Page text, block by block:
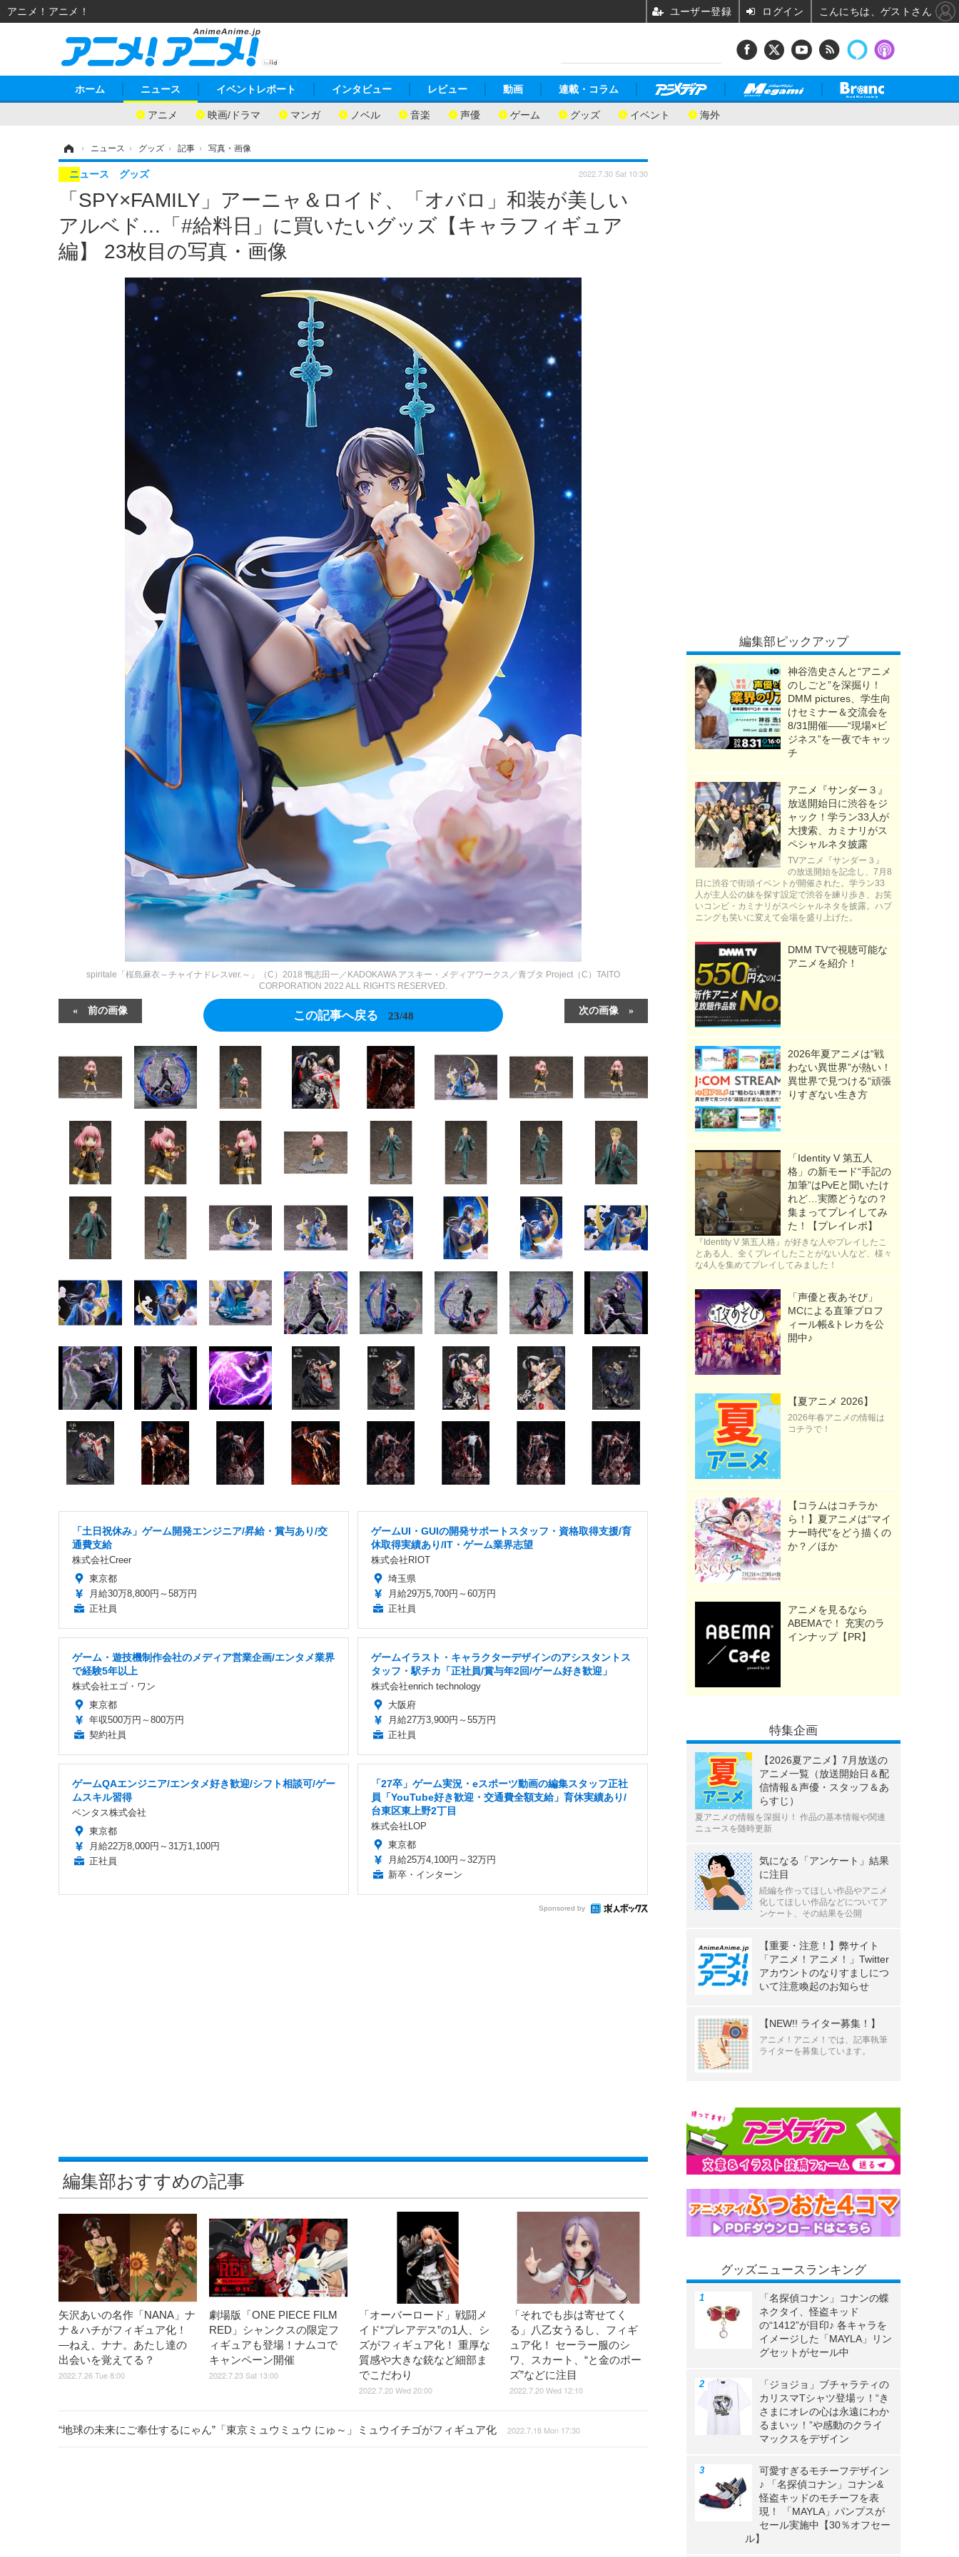
ホーム ニュース
アニメ 映画/ドラマ マンガ ノベル 音楽 声優 ゲーム グッズ イベント 海外
イベントレポート インタビュー レビュー 動画 連載・コラム
› ニュース › グッズ › 記事 › 写真・画像
「SPY×FAMILY」アーニャ＆ロイド、「オバロ」和装が美しい
アルベド…「#給料日」に買いたいグッズ【キャラフィギュア
編】 23枚目の写真・画像
ニュース グッズ 2022.7.30 Sat 10:30
spiritale「桜島麻衣～チャイナドレスver.～」（C）2018 鴨志田一／KADOKAWA アスキー・メディアワークス／青ブタ Project（C）TAITO
CORPORATION 2022 ALL RIGHTS RESERVED.
前の画像 次の画像
この記事へ戻る 23/48
「土日祝休み」ゲーム開発エンジニア/昇給・賞与あり/交
通費支給
株式会社Creer
東京都
月給30万8,800円～58万円
正社員
ゲームUI・GUIの開発サポートスタッフ・資格取得支援/育
休取得実績あり/IT・ゲーム業界志望
株式会社RIOT
埼玉県
月給29万5,700円～60万円
正社員
ゲーム・遊技機制作会社のメディア営業企画/エンタメ業界
で経験5年以上
株式会社エゴ・ワン
東京都
年収500万円～800万円
契約社員
ゲームイラスト・キャラクターデザインのアシスタントス
タッフ・駅チカ「正社員/賞与年2回/ゲーム好き歓迎」
株式会社enrich technology
大阪府
月給27万3,900円～55万円
正社員
ゲームQAエンジニア/エンタメ好き歓迎/シフト相談可/ゲー
ムスキル習得
ベンタス株式会社
東京都
月給22万8,000円～31万1,100円
正社員
「27卒」ゲーム実況・eスポーツ動画の編集スタッフ正社
員「YouTube好き歓迎・交通費全額支給」育休実績あり/
台東区東上野2丁目
株式会社LOP
東京都
月給25万4,100円～32万円
新卒・インターン
Sponsored by
編集部おすすめの記事
矢沢あいの名作「NANA」ナ
ナ＆ハチがフィギュア化！
―ねえ、ナナ。あたし達の
出会いを覚えてる？
2022.7.26 Tue 8:00
劇場版「ONE PIECE FILM
RED」シャンクスの限定フ
ィギュアも登場！ナムコで
キャンペーン開催
2022.7.23 Sat 13:00
「オーバーロード」戦闘メ
イド“プレアデス”の1人、シ
ズがフィギュア化！ 重厚な
質感や大きな銃など細部ま
でこだわり
2022.7.20 Wed 20:00
「それでも歩は寄せてく
る」八乙女うるし、フィギ
ュア化！ セーラー服のシ
ワ、スカート、“と金のポー
ズ”などに注目
2022.7.20 Wed 12:10
“地球の未来にご奉仕するにゃん”「東京ミュウミュウ にゅ～」ミュウイチゴがフィギュア化 2022.7.18 Mon 17:30
編集部ピックアップ
神谷浩史さんと“アニメ
のしごと”を深掘り！
DMM pictures、学生向
けセミナー＆交流会を
8/31開催――“現場×ビ
ジネス”を一夜でキャッ
チ
アニメ『サンダー３』
放送開始日に渋谷をジ
ャック！学ラン33人が
大捜索、カミナリがス
ペシャルネタ披露
TVアニメ『サンダー３』
の放送開始を記念し、7月8
日に渋谷で街頭イベントが開催された。学ラン33
人が主人公の妹を探す設定で渋谷を練り歩き、お笑
いコンビ・カミナリがスペシャルネタを披露。ハプ
ニングも笑いに変えて会場を盛り上げた。
DMM TVで視聴可能な
アニメを紹介！
2026年夏アニメは“戦
わない異世界”が熱い！
異世界で見つける“頑張
りすぎない生き方
「Identity V 第五人
格」の新モード“手記の
加筆”はPvEと聞いたけ
れど…実際どうなの？
集まってプレイしてみ
た！【プレイレポ】
『Identity V 第五人格』が好きな人やプレイしたこ
とある人、全くプレイしたことがない人など、様々
な4人を集めてプレイしてみました！
「声優と夜あそび」
MCによる直筆プロフ
ィール帳&トレカを公
開中♪
【夏アニメ 2026】
2026年春アニメの情報は
コチラで！
【コラムはコチラか
ら！】夏アニメは“マイ
ナー時代”をどう描くの
か？／ほか
アニメを見るなら
ABEMAで！ 充実のラ
インナップ【PR】
特集企画
【2026夏アニメ】7月放送の
アニメ一覧（放送開始日＆配
信情報＆声優・スタッフ＆あ
らすじ）
夏アニメの情報を深掘り！ 作品の基本情報や関連
ニュースを随時更新
気になる「アンケート」結果
に注目
続編を作ってほしい作品やアニメ
化してほしい作品などについてア
ンケート、その結果を公開
【重要・注意！】弊サイト
「アニメ！アニメ！」Twitter
アカウントのなりすましにつ
いて注意喚起のお知らせ
【NEW!! ライター募集！】
アニメ！アニメ！では、記事執筆
ライターを募集しています。
グッズニュースランキング
「名探偵コナン」コナンの蝶
ネクタイ、怪盗キッド
の“1412”が目印♪ 各キャラを
イメージした「MAYLA」リン
グセットがセール中
「ジョジョ」ブチャラティの
カリスマTシャツ登場ッ！“き
さまにオレの心は永遠にわか
るまいッ！”や感動のクライ
マックスをデザイン
可愛すぎるモチーフデザイン
♪ 「名探偵コナン」コナン&
怪盗キッドのモチーフを表
現！ 「MAYLA」パンプスが
セール実施中【30％オフセー
ル】
アニメ！アニメ！ ユーザー登録 ログイン こんにちは、ゲストさん